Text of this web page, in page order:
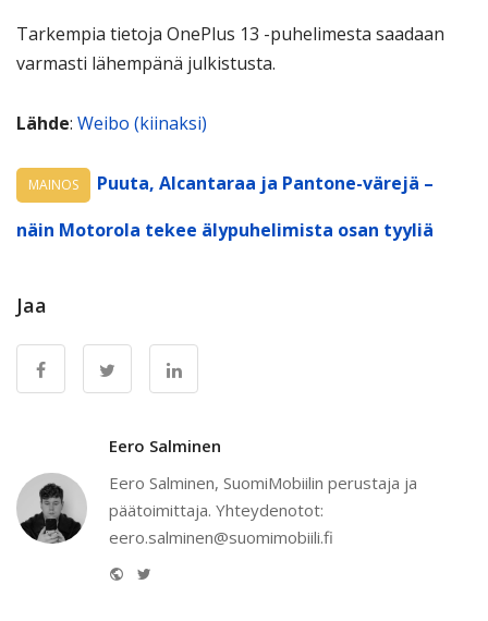
Tarkempia tietoja OnePlus 13 -puhelimesta saadaan
varmasti lähempänä julkistusta.
Lähde: Weibo (kiinaksi)
MAINOS
Puuta, Alcantaraa ja Pantone-värejä –
näin Motorola tekee älypuhelimista osan tyyliä
Jaa
Eero Salminen
Eero Salminen, SuomiMobiilin perustaja ja
päätoimittaja. Yhteydenotot:
eero.salminen@suomimobiili.fi
Website